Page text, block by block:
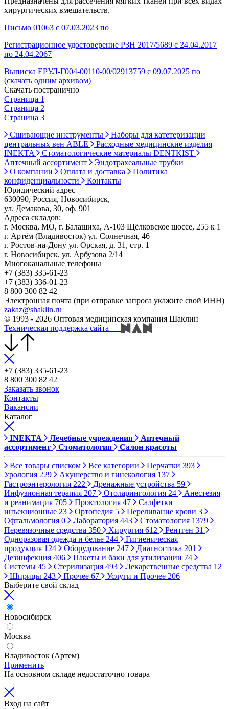
хирургических вмешательств.
Письмо 01063 с 07.03.2023 по
Регистрационное удостоверение РЗН 2017/5689 с 24.04.2017
по 24.04.2067
Выписка ЕРУЛ-Г004-00110-00/02913759 с 09.07.2025 по
(скачать одним архивом)
Скачать постранично
Страница 1
Страница 2
Страница 3
Сшивающие инструменты
Наборы для катетеризации
центральных вен ABLE
Расходные медицинские изделия
INEKTA
Стоматологические материалы DENTKIST
Аптечный ассортимент
Эндотрахеальные трубки
О компании
Оплата и доставка
Политика
конфиденциальности
Контакты
Юридический адрес
630090, Россия, Новосибирск,
ул. Демакова, 30, оф. 901
Адреса складов:
г. Москва, МО, г. Балашиха, А-103 Щёлковское шоссе, 255 к 1
г. Артём (Владивосток) ул. Солнечная, 46
г. Ростов-на-Дону ул. Орская, д. 31, стр. 1
г. Новосибирск, ул. Арбузова 2/14
Многоканальные телефоны
+7 (383) 335-61-23
+7 (383) 336-01-23
8 800 300 82 42
Электронная почта (при отправке запроса укажите свой ИНН)
zakaz@shaklin.ru
© 1993 - 2026 Оптовая медицинская компания Шаклин
Техническая поддержка сайта —
+7 (383) 335-61-23
8 800 300 82 42
Заказать звонок
Контакты
Вакансии
Каталог
INEKTA Лечебные учреждения
Аптечный
ассортимент
Стоматология Салон красоты
Все товары списком Все категории Перчатки 393
Урология 229 Акушерство и гинекология 137
Гастроэнтерология 222 Дренажные устройства 59
Инфузионная терапия 207 Отоларингология 24
Анестезия
и реанимация 705 Проктология 47
Салфетки
инъекционные 23 Ортопедия 5 Переливание крови 3
Офтальмология 0 Лаборатория 443 Стоматология 1379
Перевязочные средства 350 Хирургия 612 Рентген 31
Одноразовая одежда и белье 244
Гигиеническая
продукция 124 Оборудование 247 Диагностика 201
Дезинфекция 406 Пакеты и баки для утилизации 74
Системы 45 Стерилизация 493 Лекарственные средства 12
Шприцы 243 Прочее 67 Услуги и Прочее 206
Выберите свой склад
Новосибирск
Москва
Владивосток (Артем)
Применить
На основном складе недостаточно товара
Вход на сайт